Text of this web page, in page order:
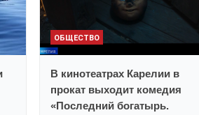
ОБЩЕСТВО
В кинотеатрах Карелии в
прокат выходит комедия
«Последний богатырь.